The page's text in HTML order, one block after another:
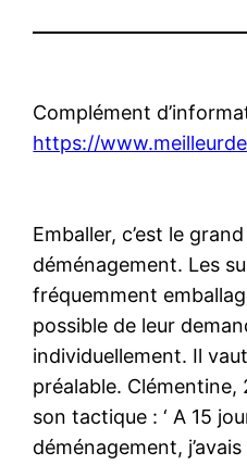
Complément
https://
Emballer, c’est le
déménagement. Les
fréquemment
possible de leur
individuellement. Il
préalable.
son tactique : ‘ A 15
déménagement,